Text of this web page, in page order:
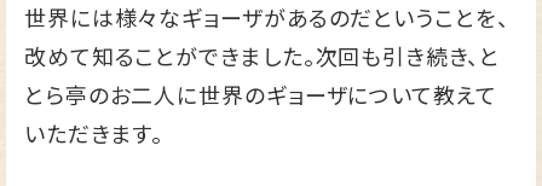
世界には様々なギョーザがあるのだということを、
改めて知ることができました。次回も引き続き、と
とら亭のお二人に世界のギョーザについて教えて
いただきます。